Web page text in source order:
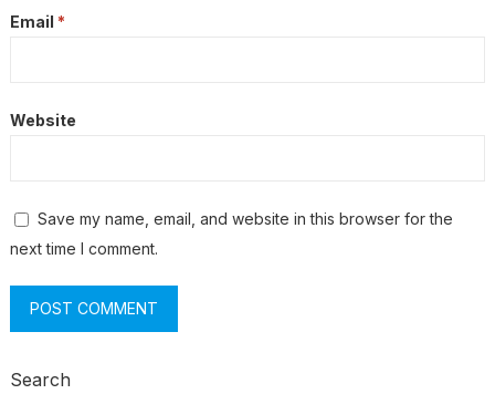
Email *
Website
Save my name, email, and website in this browser for the
next time I comment.
Search